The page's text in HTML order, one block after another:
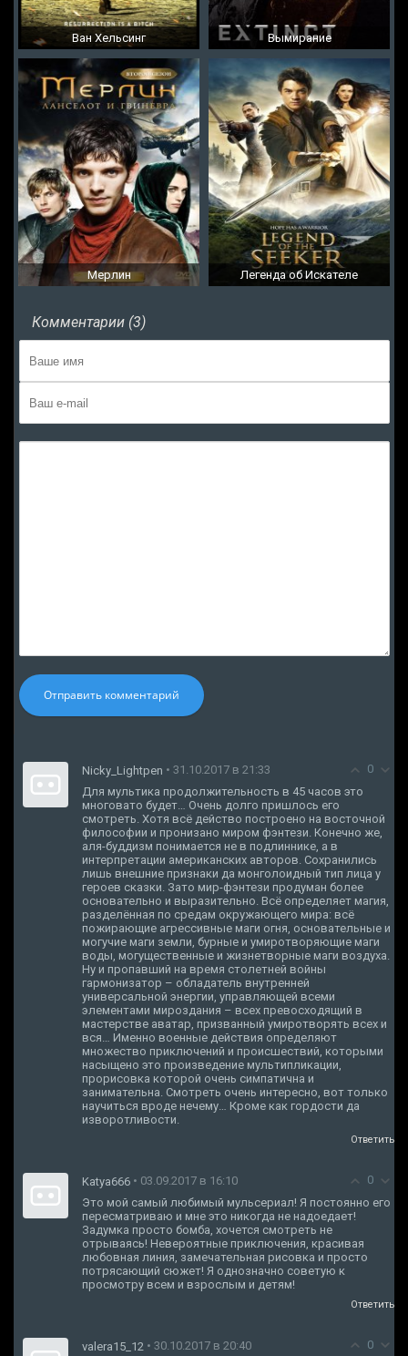
Ван Хельсинг Вымирание
Мерлин Легенда об Искателе
Комментарии (3)
Отправить комментарий
0
Nicky_Lightpen • 31.10.2017 в 21:33
Для мультика продолжительность в 45 часов это
многовато будет… Очень долго пришлось его
смотреть. Хотя всё действо построено на восточной
философии и пронизано миром фэнтези. Конечно же,
аля-буддизм понимается не в подлиннике, а в
интерпретации американских авторов. Сохранились
лишь внешние признаки да монголоидный тип лица у
героев сказки. Зато мир-фэнтези продуман более
основательно и выразительно. Всё определяет магия,
разделённая по средам окружающего мира: всё
пожирающие агрессивные маги огня, основательные и
могучие маги земли, бурные и умиротворяющие маги
воды, могущественные и жизнетворные маги воздуха.
Ну и пропавший на время столетней войны
гармонизатор – обладатель внутренней
универсальной энергии, управляющей всеми
элементами мироздания – всех превосходящий в
мастерстве аватар, призванный умиротворять всех и
вся… Именно военные действия определяют
множество приключений и происшествий, которыми
насыщено это произведение мультипликации,
прорисовка которой очень симпатична и
занимательна. Смотреть очень интересно, вот только
научиться вроде нечему… Кроме как гордости да
изворотливости.
Ответить
0
Katya666 • 03.09.2017 в 16:10
Это мой самый любимый мульсериал! Я постоянно его
пересматриваю и мне это никогда не надоедает!
Задумка просто бомба, хочется смотреть не
отрываясь! Невероятные приключения, красивая
любовная линия, замечательная рисовка и просто
потрясающий сюжет! Я однозначно советую к
просмотру всем и взрослым и детям!
Ответить
0
valera15_12 • 30.10.2017 в 20:40